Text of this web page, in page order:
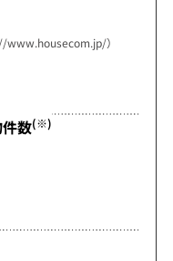
www.housecom.jp/）
数(※)